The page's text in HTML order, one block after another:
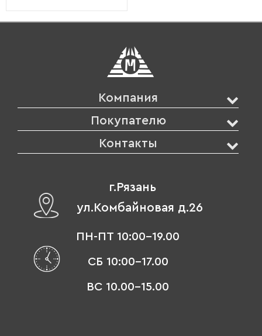
Компания
Покупателю
Контакты
г.Рязань
ул.Комбайновая д.26
ПН-ПТ 10:00-19.00
СБ 10:00-17.00
ВС 10.00-15.00